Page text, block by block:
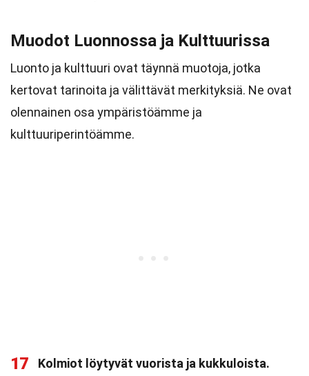
Muodot Luonnossa ja Kulttuurissa
Luonto ja kulttuuri ovat täynnä muotoja, jotka
kertovat tarinoita ja välittävät merkityksiä. Ne ovat
olennainen osa ympäristöämme ja
kulttuuriperintöämme.
17
Kolmiot löytyvät vuorista ja kukkuloista.